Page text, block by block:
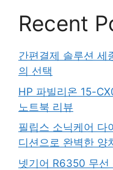
Recent
간편결제 솔루션 세
의 선택
HP 파빌리온 15-
노트북 리뷰
필립스 소닉케어 다
디션으로 완벽한 양
넷기어 R6350 무선